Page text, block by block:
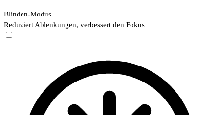
Blinden-Modus
Reduziert Ablenkungen, verbessert den Fokus